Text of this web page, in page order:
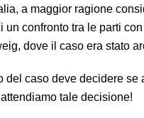
a maggior ragione
un confronto tra le parti
dove il caso era stato
caso deve decidere
tale decisione!